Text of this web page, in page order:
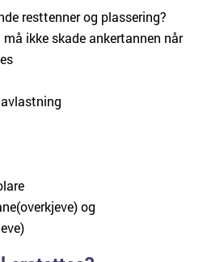
resttenner og plassering?
ikke skade ankertannen når
og